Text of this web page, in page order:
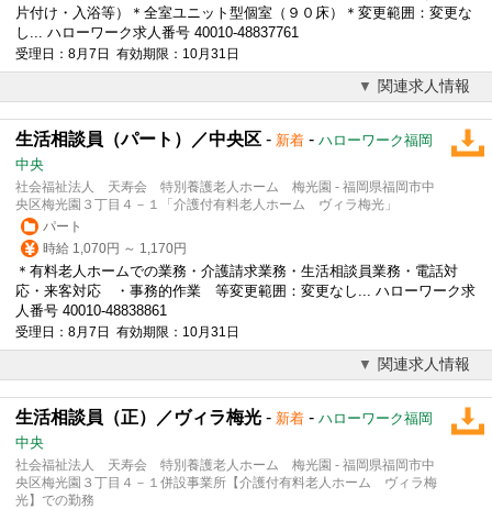
片付け・入浴等）＊全室ユニット型個室（９０床）＊変更範囲：変更な
し... ハローワーク求人番号 40010-48837761
受理日：8月7日 有効期限：10月31日
関連求人情報
生活相談員（パート）／中央区 - 新着 - ハローワーク福岡
中央
社会福祉法人 天寿会 特別養護老人ホーム 梅光園 - 福岡県福岡市中
央区梅光園３丁目４－１「介護付有料老人ホーム ヴィラ梅光」
パート
時給 1,070円 ～ 1,170円
＊有料老人ホームでの業務・ 介護請求業務・生活相談員業務・電話対
応・来客対応 ・事務的作業 等変更範囲：変更なし... ハローワーク求
人番号 40010-48838861
受理日：8月7日 有効期限：10月31日
関連求人情報
生活相談員（正）／ヴィラ梅光 - 新着 - ハローワーク福岡
中央
社会福祉法人 天寿会 特別養護老人ホーム 梅光園 - 福岡県福岡市中
央区梅光園３丁目４－１併設事業所【介護付有料老人ホーム ヴィラ梅
光】での勤務